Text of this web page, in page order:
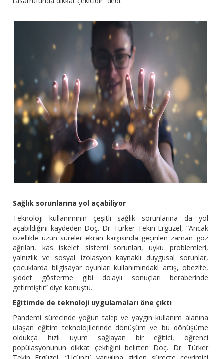
Sağlık sorunlarına yol açabiliyor
Teknoloji kullanımının çeşitli sağlık sorunlarına da yol
açabildiğini kaydeden Doç. Dr. Türker Tekin Ergüzel, “Ancak
özellikle uzun süreler ekran karşısında geçirilen zaman göz
ağrıları, kas iskelet sistemi sorunları, uyku problemleri,
yalnızlık ve sosyal izolasyon kaynaklı duygusal sorunlar,
çocuklarda bilgisayar oyunları kullanımındaki artış, obezite,
şiddet gösterme gibi dolaylı sonuçları beraberinde
getirmiştir” diye konuştu.
Eğitimde de teknoloji uygulamaları öne çıktı
Pandemi sürecinde yoğun talep ve yaygın kullanım alanına
ulaşan eğitim teknolojilerinde dönüşüm ve bu dönüşüme
oldukça hızlı uyum sağlayan bir eğitici, öğrenci
popülasyonunun dikkat çektiğini belirten Doç. Dr. Türker